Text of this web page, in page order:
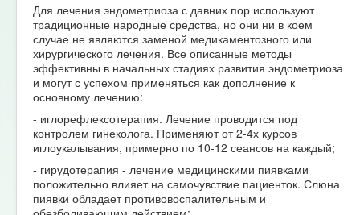
Для лечения эндометриоза с давних пор используют
традиционные народные средства, но они ни в коем
случае не являются заменой медикаментозного или
хирургического лечения. Все описанные методы
эффективны в начальных стадиях развития эндометриоза
и могут с успехом применяться как дополнение к
основному лечению:
- иглорефлексотерапия. Лечение проводится под
контролем гинеколога. Применяют от 2-4х курсов
иглоукалывания, примерно по 10-12 сеансов на каждый;
- гирудотерапия - лечение медицинскими пиявками
положительно влияет на самочувствие пациенток. Слюна
пиявки обладает противовоспалительным и